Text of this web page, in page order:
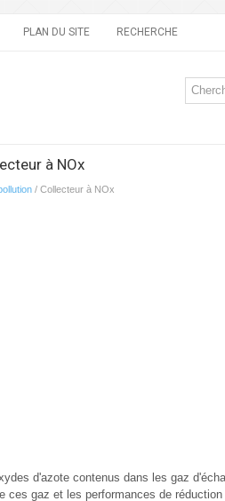
PLAN DU SITE RECHERCHE
à NOx
/ Collecteur à NOx
d'azote contenus dans les gaz
ces gaz et les performances de